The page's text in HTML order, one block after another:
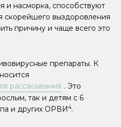
и насморка, способствуют
выздоровления
причину и чаще всего это
препараты. К
рассасывания . Это
так и детям с 6
и других ОРВИ4.